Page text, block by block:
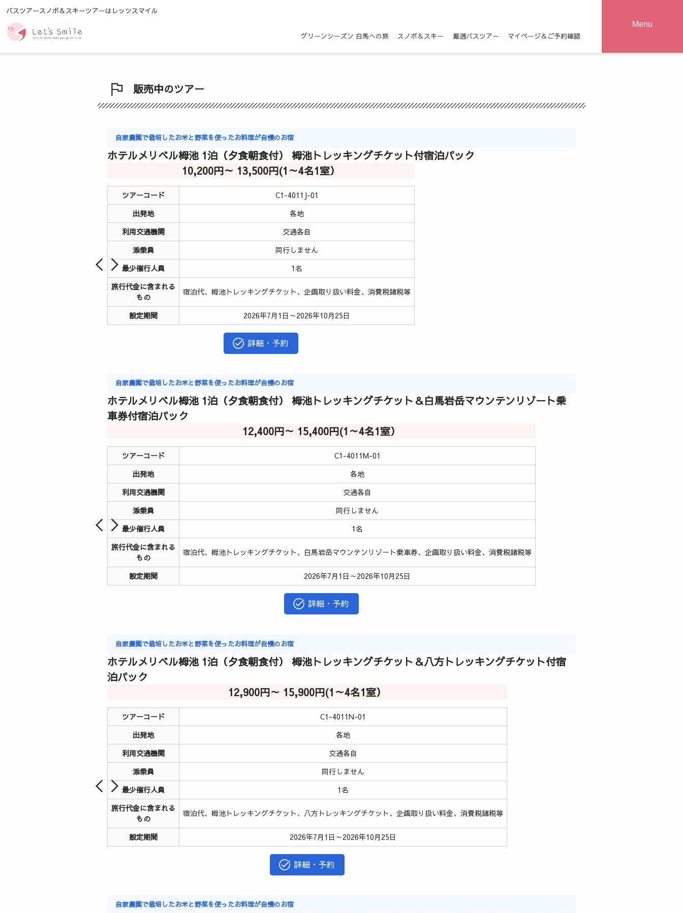
Menu
バスツアースノボ＆スキーツアーはレッツスマイル
グリーンシーズン 白馬への旅 スノボ＆スキー 厳選バスツアー マイページ＆ご予約確認
販売中のツアー
自家農園で栽培したお米と野菜を使ったお料理が自慢のお宿
ホテルメリベル栂池 1泊（夕食朝食付） 栂池トレッキングチケット付宿泊パック
10,200円～ 13,500円(1～4名1室）
ツアーコード
C1-4011J-01
出発地
各地
利用交通機関
交通各自
添乗員
同行しません
最少催行人員
1名
旅行代金に含まれる
もの
宿泊代、栂池トレッキングチケット、企画取り扱い料金、消費税諸税等
設定期間 2026年7月1日～2026年10月25日
詳細・予約
自家農園で栽培したお米と野菜を使ったお料理が自慢のお宿
ホテルメリベル栂池 1泊（夕食朝食付） 栂池トレッキングチケット＆白馬岩岳マウンテンリゾート乗
車券付宿泊パック
12,400円～ 15,400円(1～4名1室）
ツアーコード
C1-4011M-01
出発地
各地
利用交通機関
交通各自
添乗員
同行しません
最少催行人員
1名
旅行代金に含まれる
もの
宿泊代、栂池トレッキングチケット、白馬岩岳マウンテンリゾート乗車券、企画取り扱い料金、消費税諸税等
設定期間 2026年7月1日～2026年10月25日
詳細・予約
自家農園で栽培したお米と野菜を使ったお料理が自慢のお宿
ホテルメリベル栂池 1泊（夕食朝食付） 栂池トレッキングチケット＆八方トレッキングチケット付宿
泊パック
12,900円～ 15,900円(1～4名1室）
ツアーコード
C1-4011N-01
出発地
各地
利用交通機関
交通各自
添乗員
同行しません
最少催行人員
1名
旅行代金に含まれる
もの
宿泊代、栂池トレッキングチケット、八方トレッキングチケット、企画取り扱い料金、消費税諸税等
設定期間 2026年7月1日～2026年10月25日
詳細・予約
自家農園で栽培したお米と野菜を使ったお料理が自慢のお宿